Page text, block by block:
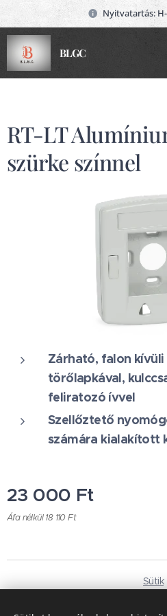
Nyitvatartás:
BLGC
RT-LT
szürke színnel
Zárható, falon
törőlapkával,
feliratozó ívvel
Szellőztető
számára kialakított
23 000 Ft
Áfa nélkül 18 110 Ft
Sütik